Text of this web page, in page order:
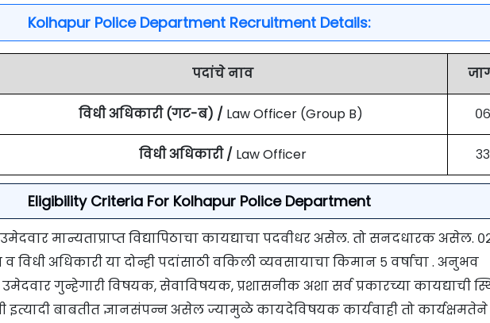
Kolhapur Police Department Recruitment Details:
पदांचे नाव
विधी अधिकारी (गट-ब) / Law Officer (Group B) ०६
विधी अधिकारी / Law Officer ३३
Eligibility Criteria For Kolhapur Police Department
मान्यताप्राप्त विद्यापिठाचा कायद्याचा पदवीधर असेल. तो सनदधारक असेल.
विधी अधिकारी या दोन्ही पदांसाठी वकिली व्यवसायाचा किमान ५ वर्षाचा . अनुभव
गुन्हेगारी विषयक, सेवाविषयक, प्रशासनीक अशा सर्व प्रकारच्या कायद्याची
इत्यादी बाबतीत ज्ञानसंपन्न असेल ज्यामुळे कायदेविषयक कार्यवाही तो कार्यक्षमतेने